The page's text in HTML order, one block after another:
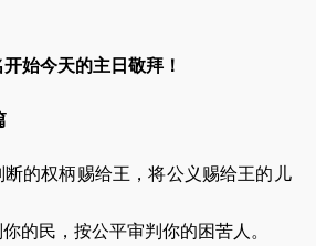
始今天的主日敬拜！
的权柄赐给王，将公义赐给王的儿
的民，按公平审判你的困苦人。